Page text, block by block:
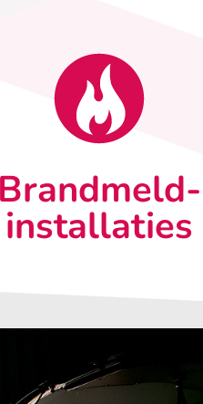
Brandmeld-
installaties